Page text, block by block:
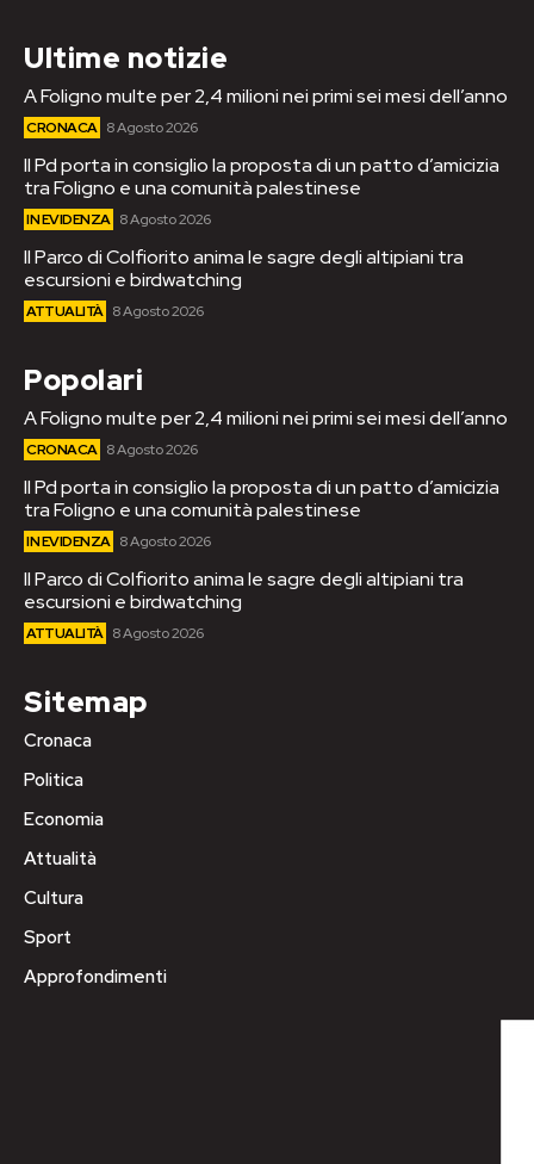
Ultime notizie
A Foligno multe per 2,4 milioni nei primi sei mesi dell’anno
CRONACA 8 Agosto 2026
Il Pd porta in consiglio la proposta di un patto d’amicizia
tra Foligno e una comunità palestinese
IN EVIDENZA 8 Agosto 2026
Il Parco di Colfiorito anima le sagre degli altipiani tra
escursioni e birdwatching
ATTUALITÀ 8 Agosto 2026
Popolari
A Foligno multe per 2,4 milioni nei primi sei mesi dell’anno
CRONACA 8 Agosto 2026
Il Pd porta in consiglio la proposta di un patto d’amicizia
tra Foligno e una comunità palestinese
IN EVIDENZA 8 Agosto 2026
Il Parco di Colfiorito anima le sagre degli altipiani tra
escursioni e birdwatching
ATTUALITÀ 8 Agosto 2026
Sitemap
Cronaca
Politica
Economia
Attualità
Cultura
Sport
Approfondimenti